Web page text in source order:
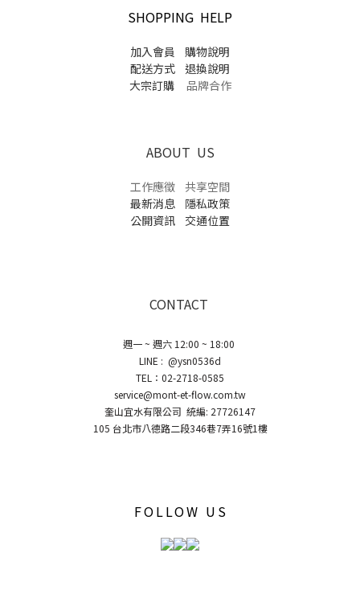
SHOPPING HELP
加入會員
購物說明
配送方式
退換說明
大宗訂購品牌合作
ABOUT US
工作應徵 共享空間
最新消息
隱私政策
公開資訊
交通位置
CONTACT
週一 ~ 週六 12:00 ~ 18:00
LINE : @ysn0536d
TEL：02-2718-0585
service@mont-et-flow.com.tw
奎山宜水有限公司 統編: 27726147
105 台北市八德路二段346巷7弄16號1樓
FOLLOW US